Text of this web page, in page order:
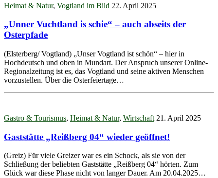
Heimat & Natur, Vogtland im Bild 22. April 2025
„Unner Vuchtland is schie“ – auch abseits der
Osterpfade
(Elsterberg/ Vogtland) „Unser Vogtland ist schön“ – hier in
Hochdeutsch und oben in Mundart. Der Anspruch unserer Online-
Regionalzeitung ist es, das Vogtland und seine aktiven Menschen
vorzustellen. Über die Osterfeiertage…
Gastro & Tourismus, Heimat & Natur, Wirtschaft 21. April 2025
Gaststätte „Reißberg 04“ wieder geöffnet!
(Greiz) Für viele Greizer war es ein Schock, als sie von der
Schließung der beliebten Gaststätte „Reißberg 04“ hörten. Zum
Glück war diese Phase nicht von langer Dauer. Am 20.04.2025…